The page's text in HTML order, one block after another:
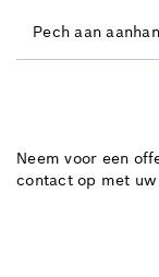
Pech aan
Neem voor een
contact op met